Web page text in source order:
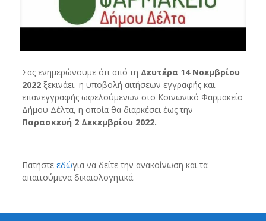
Σας ενημερώνουμε ότι από τη Δευτέρα 14 Νοεμβρίου
2022ξεκινάει η υποβολή αιτήσεων εγγραφής και
επανεγγραφής ωφελούμενων στο Κοινωνικό Φαρμακείο
Δήμου Δέλτα, η οποία θα διαρκέσει έως την
Παρασκευή 2 Δεκεμβρίου 2022.
Πατήστε εδώγια να δείτε την ανακοίνωση και τα
απαιτούμενα δικαιολογητικά.